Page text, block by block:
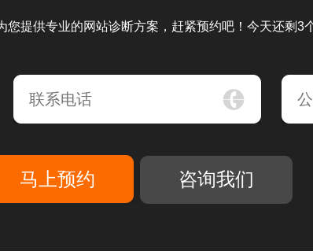
您提供专业的网站诊断方案，赶紧预约吧！今天还剩3
咨询我们